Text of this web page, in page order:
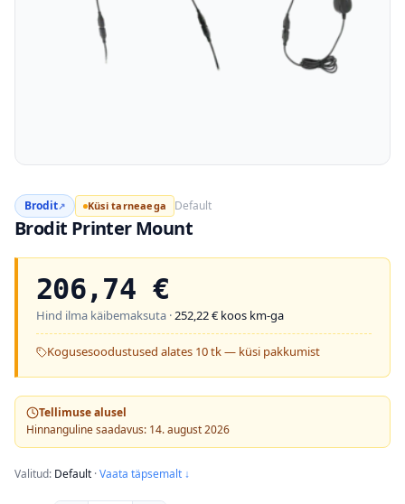
Brodit↗ Küsi tarneaega Default
Brodit Printer Mount
206,74 €
Hind ilma käibemaksuta ·252,22€ koos km-ga
Kogusesoodustused alates 10 tk — küsi pakkumist
Tellimuse alusel
Hinnanguline saadavus: 14. august 2026
Valitud: Default ·Vaata täpsemalt ↓